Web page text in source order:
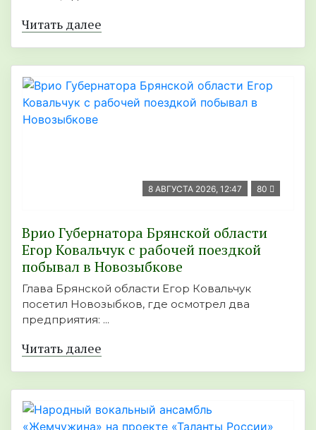
Читать далее
8 АВГУСТА 2026, 12:47 80
Врио Губернатора Брянской области
Егор Ковальчук с рабочей поездкой
побывал в Новозыбкове
Глава Брянской области Егор Ковальчук
посетил Новозыбков, где осмотрел два
предприятия: ...
Читать далее